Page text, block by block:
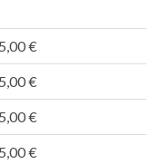
€
€
€
€